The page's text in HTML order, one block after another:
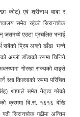
कोट) एवं श्रीनाथ बाबा र
समेत रहेको सिरानचोक
जसमध्ये एउटा प्रचलित भनाई
सबैको प्रिय अग्लो डाँडा भन्ने
अग्लो डाँडाको रुपमा चिनिने
गोरखा राज्यको वाइसे
किल्लाको रुपमा परिचित
थापाले समेत नेतृत्व गरेको
क्रममा वि.सं. १६१६ देखि
सिरानचोक गढीमा अन्तिम